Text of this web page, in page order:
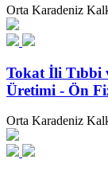
Orta Karadeniz
Tokat İli Tıbbi
Üretimi - Ön
Orta Karadeniz